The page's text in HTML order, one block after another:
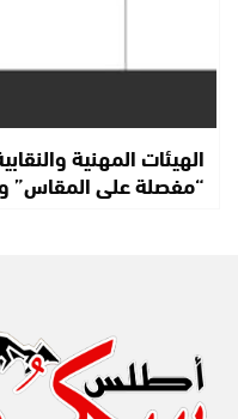
الهيئات المهنية
“مفصلة على المقاس”